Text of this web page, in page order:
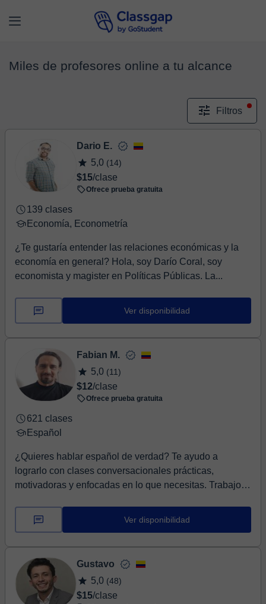
Miles de profesores online a tu alcance
Filtros
Dario E.
5,0 (14)
$15/clase
Ofrece prueba gratuita
139 clases
Economía, Econometría
¿Te gustaría entender las relaciones económicas y la
economía en general? Hola, soy Darío Coral, soy
economista y magister en Políticas Públicas. La...
Ver disponibilidad
Fabian M.
5,0 (11)
$12/clase
Ofrece prueba gratuita
621 clases
Español
¿Quieres hablar español de verdad? Te ayudo a
lograrlo con clases conversacionales prácticas,
motivadoras y enfocadas en lo que necesitas. Trabajo
Ver disponibilidad
Gustavo
5,0 (48)
$15/clase